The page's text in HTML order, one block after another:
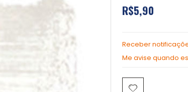
R$5,90
Receber
Me avise quando